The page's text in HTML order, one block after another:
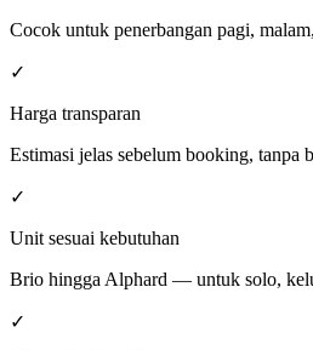
Cocok untuk penerbangan pagi,
✓
Harga transparan
Estimasi jelas sebelum booking, tanpa
✓
Unit sesuai kebutuhan
Brio hingga Alphard — untuk solo,
✓